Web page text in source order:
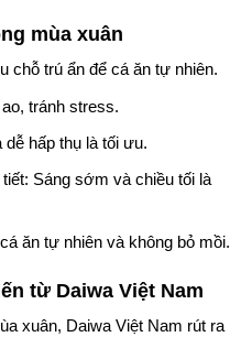
mùa xuân
chỗ trú ẩn để cá ăn tự nhiên.
tránh stress.
hấp thụ là tối ưu.
Sáng sớm và chiều tối là
ăn tự nhiên và không bỏ mồi.
từ Daiwa Việt Nam
xuân, Daiwa Việt Nam rút ra